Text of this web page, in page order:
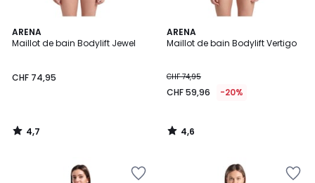
ARENA
Maillot de bain Bodylift Jewel
CHF 74,95
4,7
/ 5
4,7
/
ARENA
Maillot de bain Bodylift Vertigo
CHF 74,95
CHF 59,96 -20%
4,6
/ 5
4,6
/